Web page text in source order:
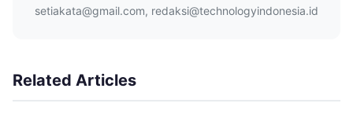
setiakata@gmail.com, redaksi@technologyindonesia.id
Related Articles